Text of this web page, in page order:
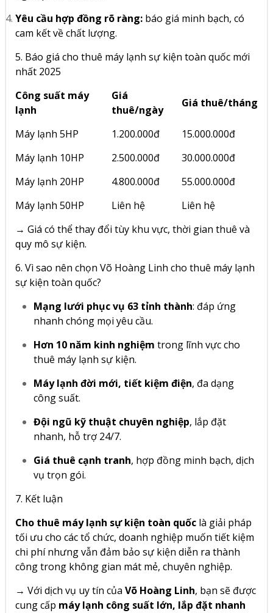
Yêu cầu hợp đồng rõ ràng: báo giá minh bạch, có
cam kết về chất lượng.
5. Báo giá cho thuê máy lạnh sự kiện toàn quốc mới
nhất 2025
Công suất máy
lạnh
Giá
thuê/ngày
Giá thuê/tháng
Máy lạnh 5HP 1.200.000đ
15.000.000đ
Máy lạnh 10HP
2.500.000đ
30.000.000đ
Máy lạnh 20HP
4.800.000đ
55.000.000đ
Máy lạnh 50HP
Liên hệ
Liên hệ
→ Giá có thể thay đổi tùy khu vực, thời gian thuê và
quy mô sự kiện.
6. Vì sao nên chọn Võ Hoàng Linh cho thuê máy lạnh
sự kiện toàn quốc?
Mạng lưới phục vụ 63 tỉnh thành: đáp ứng
nhanh chóng mọi yêu cầu.
Hơn 10 năm kinh nghiệm trong lĩnh vực cho
thuê máy lạnh sự kiện.
Máy lạnh đời mới, tiết kiệm điện, đa dạng
công suất.
Đội ngũ kỹ thuật chuyên nghiệp, lắp đặt
nhanh, hỗ trợ 24/7.
Giá thuê cạnh tranh, hợp đồng minh bạch, dịch
vụ trọn gói.
7. Kết luận
Cho thuê máy lạnh sự kiện toàn quốc là giải pháp
tối ưu cho các tổ chức, doanh nghiệp muốn tiết kiệm
chi phí nhưng vẫn đảm bảo sự kiện diễn ra thành
công trong không gian mát mẻ, chuyên nghiệp.
→ Với dịch vụ uy tín của Võ Hoàng Linh, bạn sẽ được
cung cấp máy lạnh công suất lớn, lắp đặt nhanh